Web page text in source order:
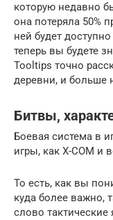
которую недавно
она потеряла 50%
ней будет
теперь вы будете
Tooltips точно
деревни, и больше
Битвы,
Боевая система в
игры, как X-COM и
То есть, как вы
куда более важно,
слово